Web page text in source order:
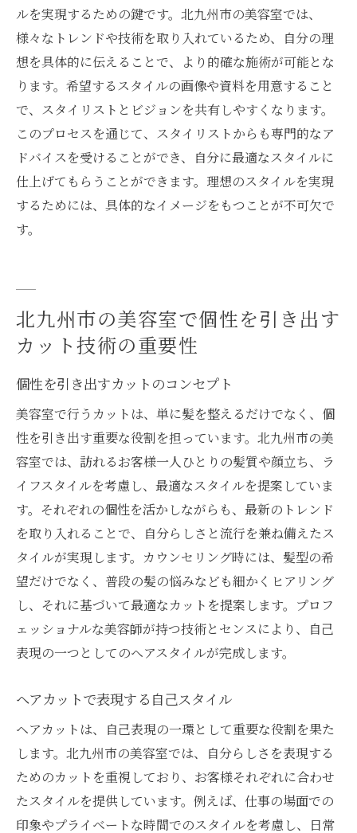
ルを実現するための鍵です。北九州市の美容室では、
様々なトレンドや技術を取り入れているため、自分の理
想を具体的に伝えることで、より的確な施術が可能とな
ります。希望するスタイルの画像や資料を用意すること
で、スタイリストとビジョンを共有しやすくなります。
このプロセスを通じて、スタイリストからも専門的なア
ドバイスを受けることができ、自分に最適なスタイルに
仕上げてもらうことができます。理想のスタイルを実現
するためには、具体的なイメージをもつことが不可欠で
す。
北九州市の美容室で個性を引き出す
カット技術の重要性
個性を引き出すカットのコンセプト
美容室で行うカットは、単に髪を整えるだけでなく、個
性を引き出す重要な役割を担っています。北九州市の美
容室では、訪れるお客様一人ひとりの髪質や顔立ち、ラ
イフスタイルを考慮し、最適なスタイルを提案していま
す。それぞれの個性を活かしながらも、最新のトレンド
を取り入れることで、自分らしさと流行を兼ね備えたス
タイルが実現します。カウンセリング時には、髪型の希
望だけでなく、普段の髪の悩みなども細かくヒアリング
し、それに基づいて最適なカットを提案します。プロフ
ェッショナルな美容師が持つ技術とセンスにより、自己
表現の一つとしてのヘアスタイルが完成します。
ヘアカットで表現する自己スタイル
ヘアカットは、自己表現の一環として重要な役割を果た
します。北九州市の美容室では、自分らしさを表現する
ためのカットを重視しており、お客様それぞれに合わせ
たスタイルを提供しています。例えば、仕事の場面での
印象やプライベートな時間でのスタイルを考慮し、日常